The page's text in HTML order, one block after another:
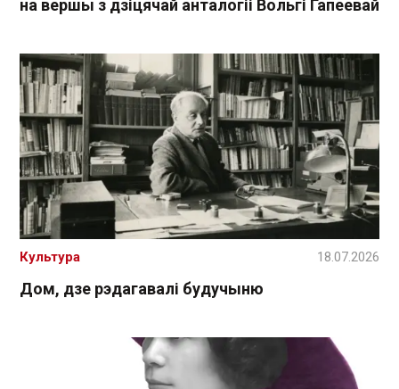
на вершы з дзіцячай анталогіі Вольгі Гапеевай
Дом, дзе рэдагавалі будучыню
Культура 18.07.2026